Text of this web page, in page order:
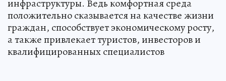
инфраструктуры. Ведь комфортная среда
положительно сказывается на качестве жизни
граждан, способствует экономическому росту,
а также привлекает туристов, инвесторов и
квалифицированных специалистов